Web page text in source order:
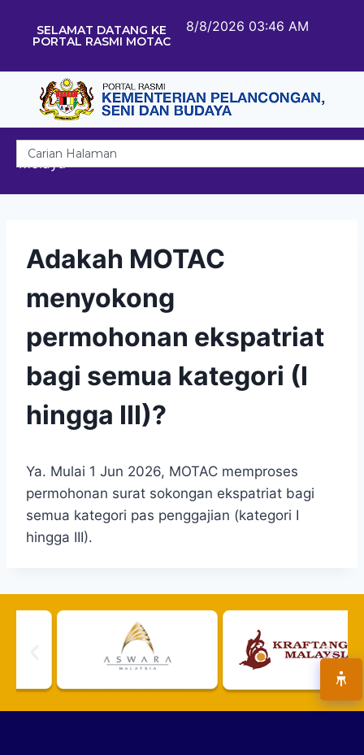
SELAMAT DATANG KE
PORTAL RASMI MOTAC
8/8/2026 03:46 AM
Melayu
Adakah MOTAC
menyokong
permohonan ekspatriat
bagi semua kategori (I
hingga III)?
Ya. Mulai 1 Jun 2026, MOTAC memproses
permohonan surat sokongan ekspatriat bagi
semua kategori pas penggajian (kategori I
hingga III).